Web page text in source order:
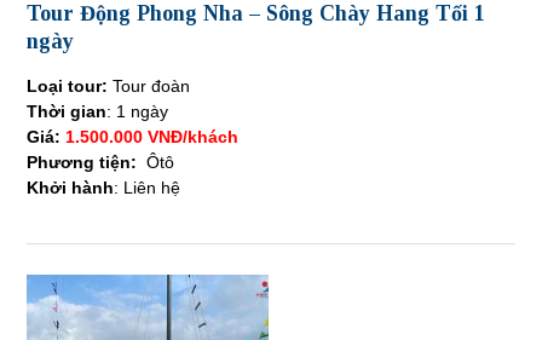
Tour Động Phong Nha – Sông Chày Hang Tối 1
ngày
Loại tour: Tour đoàn
Thời gian: 1 ngày
Giá: 1.500.000 VNĐ/khách
Phương tiện: Ôtô
Khởi hành: Liên hệ